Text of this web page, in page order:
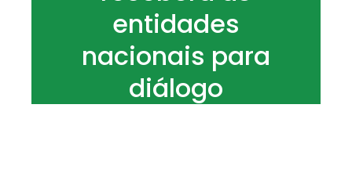
entidades
nacionais para
diálogo